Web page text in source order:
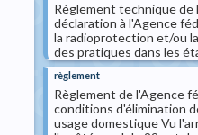
Règlement technique
déclaration à l'Agence
la radioprotection et/ou
des pratiques dans les
règlement
Règlement de l'Agence
conditions d'élimination
usage domestique Vu